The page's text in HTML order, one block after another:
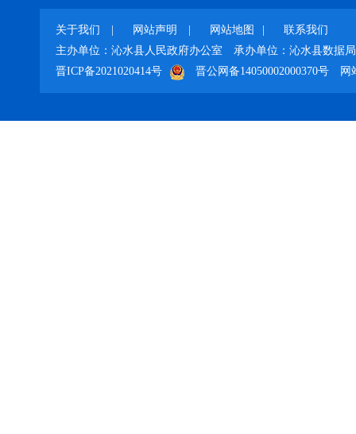
关于我们 网站声明 网站地图
联系我们
主办单位：沁水县人民政府办公室
承办单位：沁水县数据局
晋ICP备2021020414号
晋公网备14050002000370号 网